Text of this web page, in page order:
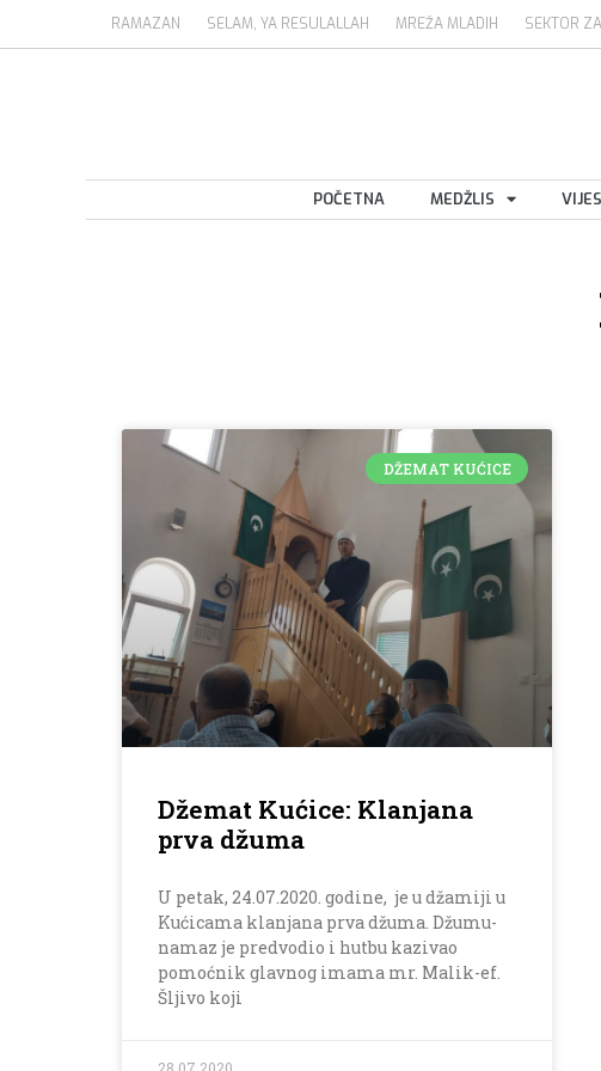
RAMAZAN SELAM, YA RESULALLAH MREŽA MLADIH SEKTOR
POČETNA MEDŽLIS
DŽEMAT KUĆICE
Džemat Kućice: Klanjana
prva džuma
U petak, 24.07.2020. godine, je u džamiji u
Kućicama klanjana prva džuma. Džumu-
namaz je predvodio i hutbu kazivao
pomoćnik glavnog imama mr. Malik-ef.
Šljivo koji